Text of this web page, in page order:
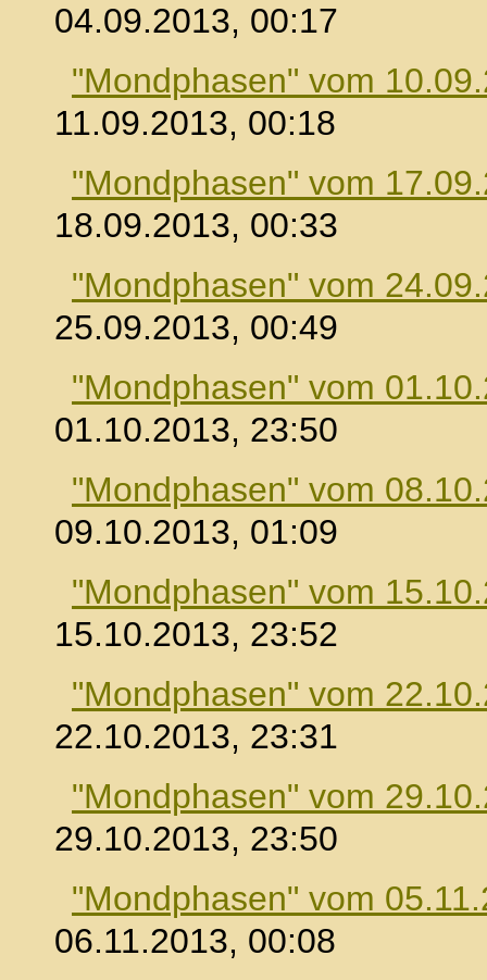
04.09.2013, 00:17
"Mondphasen" vom
11.09.2013, 00:18
"Mondphasen" vom
18.09.2013, 00:33
"Mondphasen" vom
25.09.2013, 00:49
"Mondphasen" vom
01.10.2013, 23:50
"Mondphasen" vom
09.10.2013, 01:09
"Mondphasen" vom
15.10.2013, 23:52
"Mondphasen" vom
22.10.2013, 23:31
"Mondphasen" vom
29.10.2013, 23:50
"Mondphasen" vom
06.11.2013, 00:08